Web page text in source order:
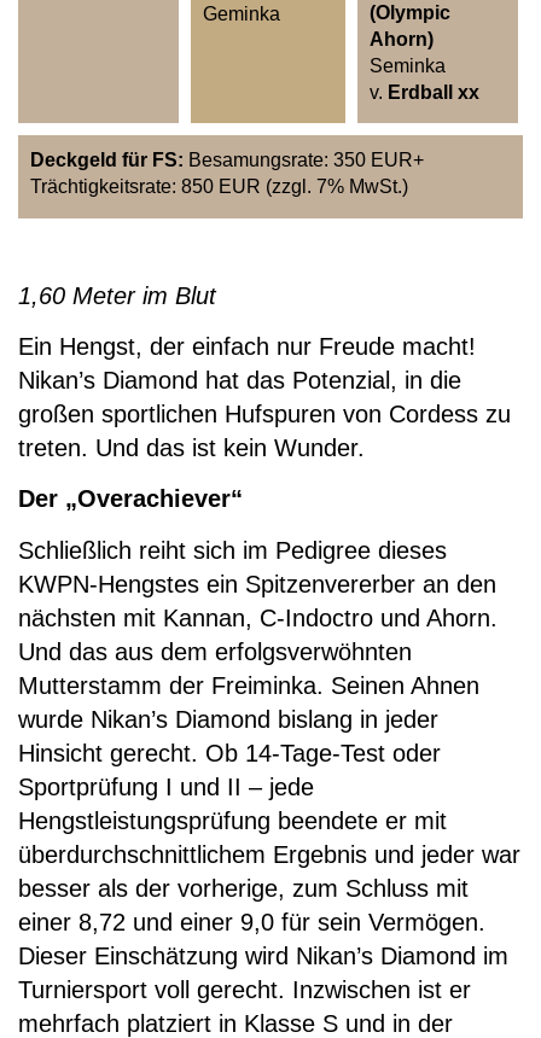
Geminka
(Olympic
Ahorn)
Seminka
v. Erdball xx
Deckgeld für FS: Besamungsrate: 350 EUR+
Trächtigkeitsrate: 850 EUR (zzgl. 7% MwSt.)
1,60 Meter im Blut
Ein Hengst, der einfach nur Freude macht!
Nikan’s Diamond hat das Potenzial, in die
großen sportlichen Hufspuren von Cordess zu
treten. Und das ist kein Wunder.
Der „Overachiever“
Schließlich reiht sich im Pedigree dieses
KWPN-Hengstes ein Spitzenvererber an den
nächsten mit Kannan, C-Indoctro und Ahorn.
Und das aus dem erfolgsverwöhnten
Mutterstamm der Freiminka. Seinen Ahnen
wurde Nikan’s Diamond bislang in jeder
Hinsicht gerecht. Ob 14-Tage-Test oder
Sportprüfung I und II – jede
Hengstleistungsprüfung beendete er mit
überdurchschnittlichem Ergebnis und jeder war
besser als der vorherige, zum Schluss mit
einer 8,72 und einer 9,0 für sein Vermögen.
Dieser Einschätzung wird Nikan’s Diamond im
Turniersport voll gerecht. Inzwischen ist er
mehrfach platziert in Klasse S und in der